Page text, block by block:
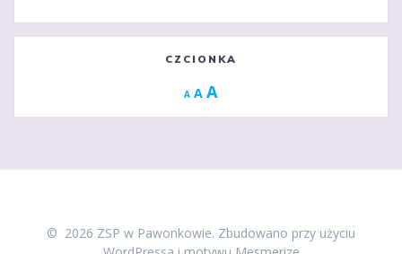
CZCIONKA
A Decrease
A Reset
A
© 2026 ZSP w Pawonkowie. Zbudowano przy użyciu